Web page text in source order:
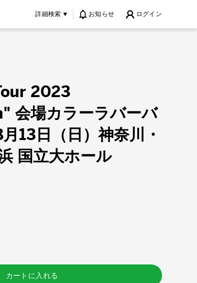
詳細検索 お知らせ ログイン
2023
会場カラーラバーバ
13日（日）神奈川・
国立大ホール
カートに入れる